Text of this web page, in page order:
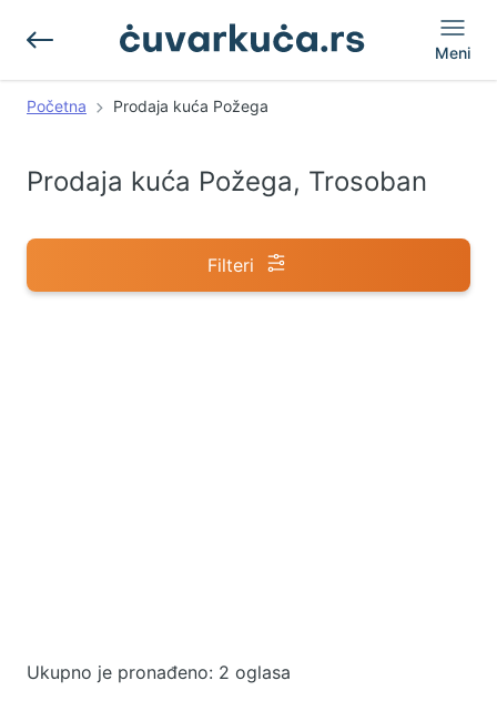
Meni
Početna Prodaja kuća Požega
Prodaja kuća Požega, Trosoban
Filteri
Ukupno je pronađeno: 2 oglasa